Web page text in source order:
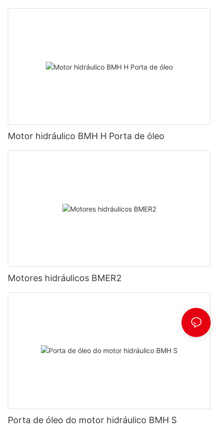
Motor hidráulico BMH H Porta de óleo
Motores hidráulicos BMER2
Porta de óleo do motor hidráulico BMH S